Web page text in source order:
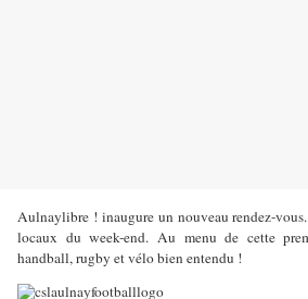
Aulnaylibre ! inaugure un nouveau rendez-
locaux du week-end. Au menu de cette
handball, rugby et vélo bien entendu !